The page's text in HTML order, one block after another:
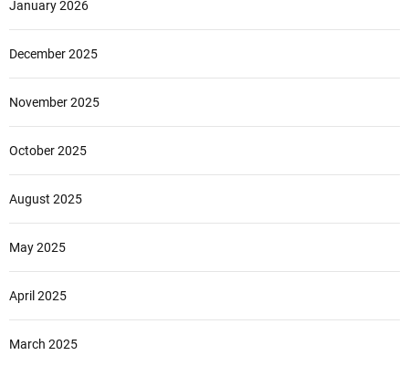
January 2026
December 2025
November 2025
October 2025
August 2025
May 2025
April 2025
March 2025